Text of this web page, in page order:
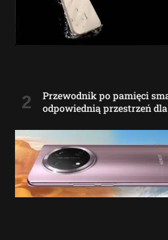
Przewodnik po pamięci
odpowiednią przestrzeń